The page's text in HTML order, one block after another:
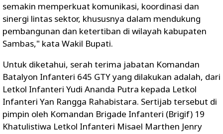
semakin memperkuat komunikasi, koordinasi dan
sinergi lintas sektor, khususnya dalam mendukung
pembangunan dan ketertiban di wilayah kabupaten
Sambas," kata Wakil Bupati.
Untuk diketahui, serah terima jabatan Komandan
Batalyon Infanteri 645 GTY yang dilakukan adalah, dari
Letkol Infanteri Yudi Ananda Putra kepada Letkol
Infanteri Yan Rangga Rahabistara. Sertijab tersebut di
pimpin oleh Komandan Brigade Infanteri (Brigif) 19
Khatulistiwa Letkol Infanteri Misael Marthen Jenry